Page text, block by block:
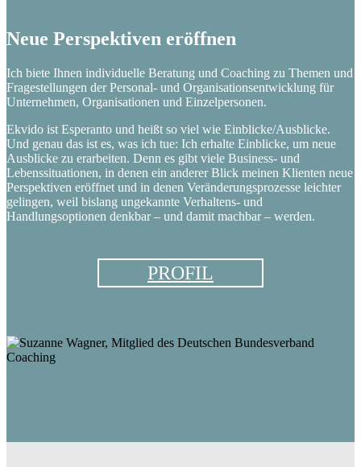
Neue Perspektiven eröffnen
Ich biete Ihnen individuelle Beratung und Coaching zu Themen und
Fragestellungen der Personal- und Organisationsentwicklung für
Unternehmen, Organisationen und Einzelpersonen.
Ekvido ist Esperanto und heißt so viel wie Einblicke/Ausblicke.
Und genau das ist es, was ich tue: Ich erhalte Einblicke, um neue
Ausblicke zu erarbeiten. Denn es gibt viele Business- und
Lebenssituationen, in denen ein anderer Blick meinen Klienten neue
Perspektiven eröffnet und in denen Veränderungsprozesse leichter
gelingen, weil bislang ungekannte Verhaltens- und
Handlungsoptionen denkbar – und damit machbar – werden.
PROFIL